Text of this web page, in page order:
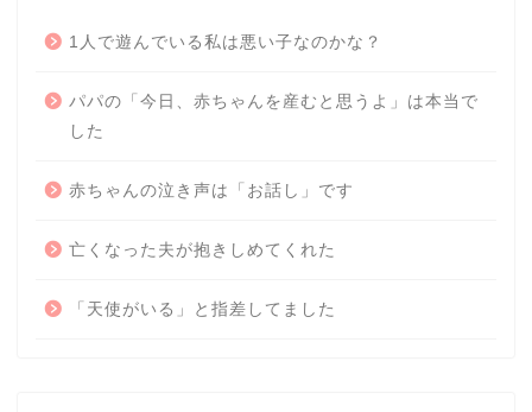
1人で遊んでいる私は悪い子なのかな？
パパの「今日、赤ちゃんを産むと思うよ」は本当で
した
赤ちゃんの泣き声は「お話し」です
亡くなった夫が抱きしめてくれた
「天使がいる」と指差してました